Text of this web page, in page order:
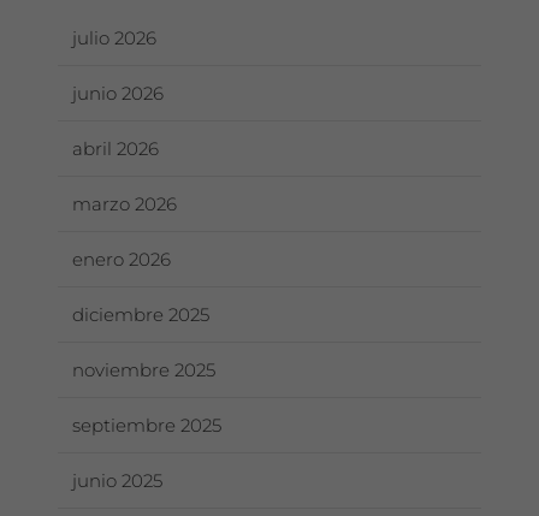
julio 2026
junio 2026
abril 2026
marzo 2026
enero 2026
diciembre 2025
noviembre 2025
septiembre 2025
junio 2025